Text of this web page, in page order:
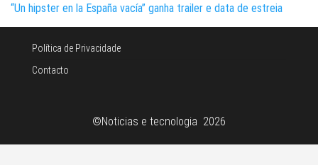
“Un hipster en la España vacía” ganha trailer e data de estreia
Política de Privacidade
Contacto
©Noticias e tecnologia 2026